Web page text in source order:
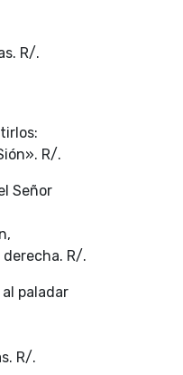
R/.
R/.
Señor
derecha. R/.
paladar
R/.